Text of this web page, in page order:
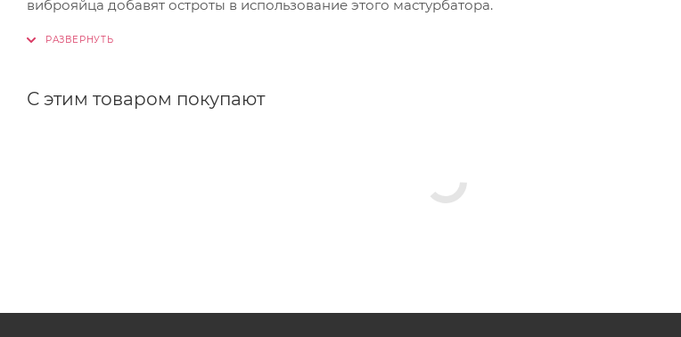
виброяйца добавят остроты в использование этого мастурбатора.
С этим товаром покупают